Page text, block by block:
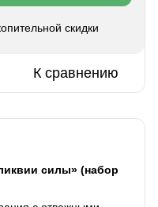
скидки
К сравнению
силы» (набор